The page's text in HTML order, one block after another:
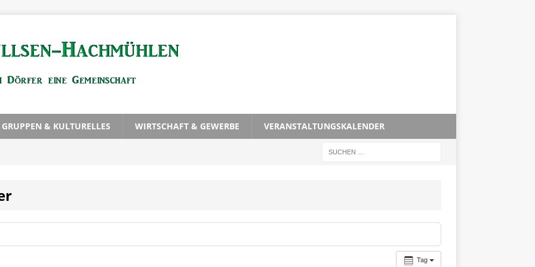
& KULTURELLES WIRTSCHAFT & GEWERBE VERANSTALTUNGSKALENDER
Tag